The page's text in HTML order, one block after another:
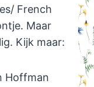
French
Maar
Kijk maar:
Hoffman